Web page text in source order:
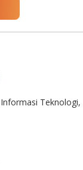
Teknologi,